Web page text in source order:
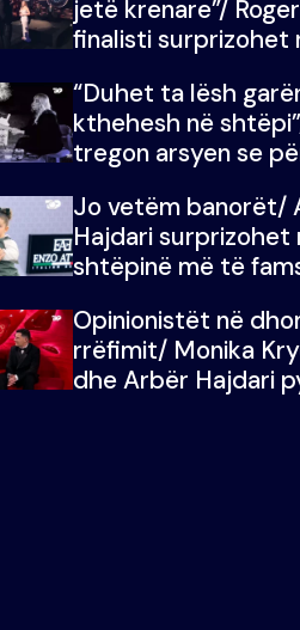
meritoj…
jetë krenare”/
finalisti surprizohet
“Duhet ta lësh
kthehesh në
tregon arsyen se
Doja ta çoja luftën
në fund
Jo vetëm banorët/
Hajdari surprizohet
shtëpinë më të
me vajzën e tij
Opinionistët në
rrëfimit/ Monika
dhe Arbër Hajdari